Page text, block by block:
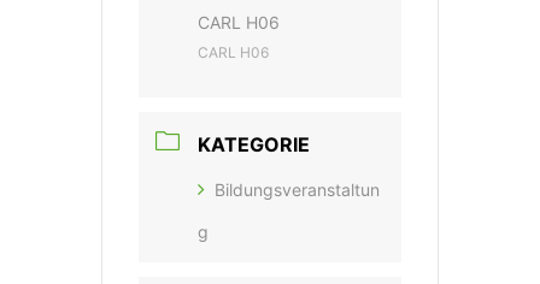
CARL H06
CARL H06
KATEGORIE
Bildungsveranstaltun
g